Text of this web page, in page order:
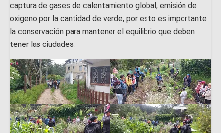
captura de gases de calentamiento global, emisión de
oxigeno por la cantidad de verde, por esto es importante
la conservación para mantener el equilibrio que deben
tener las ciudades.